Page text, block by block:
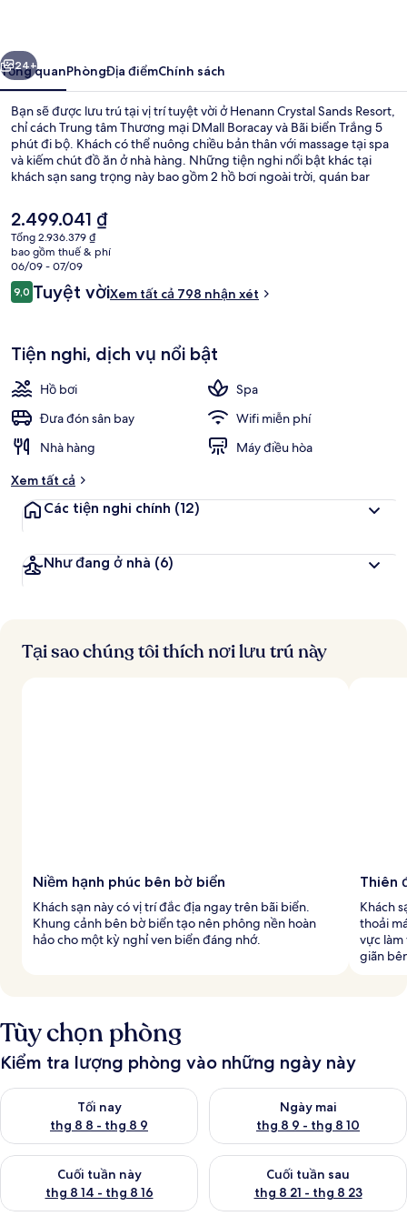
Tiếp
24+
Tổng quanPhòngĐịa điểmChính sách
Bạn sẽ được lưu trú tại vị trí tuyệt vời ở Henann Crystal Sands Resort,
chỉ cách Trung tâm Thương mại DMall Boracay và Bãi biển Trắng 5
phút đi bộ. Khách có thể nuông chiều bản thân với massage tại spa
và kiếm chút đồ ăn ở nhà hàng. Những tiện nghi nổi bật khác tại
khách sạn sang trọng này bao gồm 2 hồ bơi ngoài trời, quán bar
nhiệt tình.
Giá
hiện
tại
là
2.499.041 ₫
2.499.041 ₫
Tổng 2.936.379 ₫
bao gồm thuế & phí
06/09 - 07/09
Nhận
xét
9,09,0 trên 10,
Tuyệt vờiXem tất cả 798 nhận xét
Tiện nghi, dịch vụ nổi bật
Hồ bơi
Spa
Đưa đón sân bay
Wifi miễn phí
Nhà hàng
Máy điều hòa
Xem tất cả
Các tiện nghi chính (12)
Như đang ở nhà (6)
Tại sao chúng tôi thích nơi lưu trú này
Niềm hạnh phúc bên bờ biển
Khách sạn này có vị trí đắc địa ngay trên bãi biển.
Khung cảnh bên bờ biển tạo nên phông nền hoàn
hảo cho một kỳ nghỉ ven biển đáng nhớ.
Thiên
Khách
thoải
vực
giãn
Tùy chọn phòng
Kiểm tra lượng phòng vào những ngày này
Tối nay
thg 8 8 - thg 8 9
Kiểm tra lượng phòng tối nay từ thg 8 8 - thg 8 9
Ngày mai
thg 8 9 - thg 8 10
Kiểm tra lượng phòng ngày
Cuối tuần này
thg 8 14 - thg 8 16
Kiểm tra lượng phòng cuối tuần này từ thg 8 14 - thg 8 16
Cuối tuần sau
thg 8 21 - thg 8 23
Kiểm tra lượng phòng cuối